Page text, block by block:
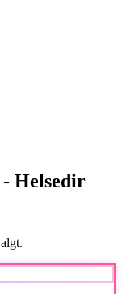
Helsedir